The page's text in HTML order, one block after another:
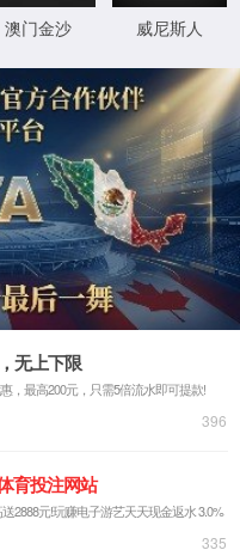
平台All rights reserved.